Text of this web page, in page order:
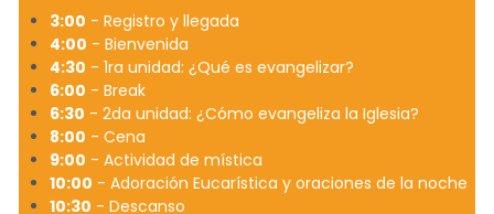
3:00 - Registro y llegada
4:00 - Bienvenida
4:30 - 1ra unidad: ¿Qué es evangelizar?
6:00 - Break
6:30 - 2da unidad: ¿Cómo evangeliza la Iglesia?
8:00 - Cena
9:00 - Actividad de mística
10:00 - Adoración Eucarística y oraciones de la noche
10:30 - Descanso